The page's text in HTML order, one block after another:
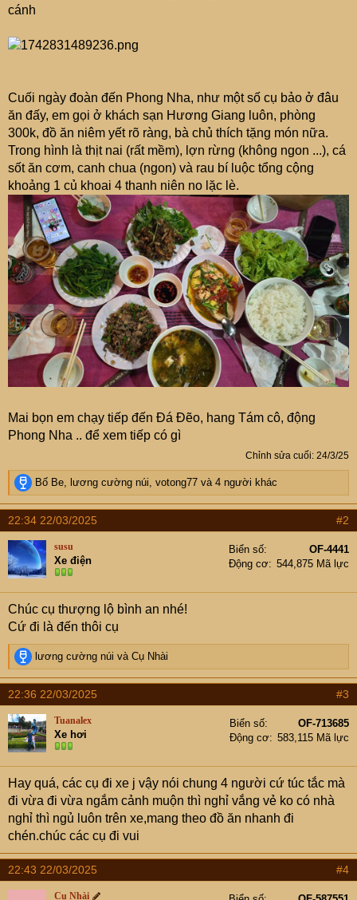
cánh
Cuối ngày đoàn đến Phong Nha, như một số cụ bảo ở đâu
ăn đấy, em gọi ở khách sạn Hương Giang luôn, phòng
300k, đồ ăn niêm yết rõ ràng, bà chủ thích tặng món nữa.
Trong hình là thịt nai (rất mềm), lợn rừng (không ngon ...), cá
sốt ăn cơm, canh chua (ngon) và rau bí luộc tổng cộng
khoảng 1 củ khoai 4 thanh niên no lặc lè.
Mai bọn em chạy tiếp đến Đá Đẽo, hang Tám cô, động
Phong Nha .. để xem tiếp có gì
Chỉnh sửa cuối: 24/3/25
R
e
a
c
t
i
o
n
s
:
Bố Be, lương cường núi, votong77 và 4 người khác
22:34 22/03/2025 #2
susu
Xe điện
Biển số
OF-4441
Động cơ
544,875 Mã lực
Chúc cụ thượng lộ bình an nhé!
Cứ đi là đến thôi cụ
R
e
a
c
t
i
o
n
s
:
lương cường núi và Cụ Nhài
22:36 22/03/2025 #3
Tuanalex
Xe hơi
Biển số
OF-713685
Động cơ
583,115 Mã lực
Hay quá, các cụ đi xe j vậy nói chung 4 người cứ túc tắc mà
đi vừa đi vừa ngắm cảnh muộn thì nghỉ vắng vẻ ko có nhà
nghỉ thì ngủ luôn trên xe,mang theo đồ ăn nhanh đi
chén.chúc các cụ đi vui
22:43 22/03/2025 #4
Cụ Nhài